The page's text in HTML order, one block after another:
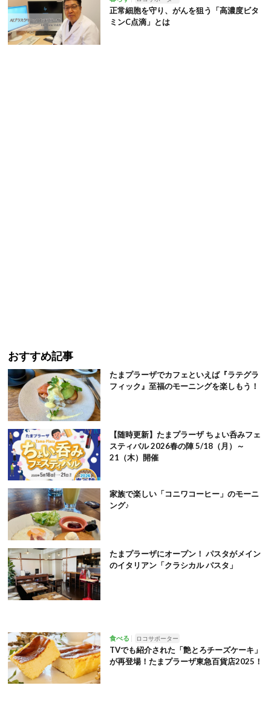
正常細胞を守り、がんを狙う「高濃度ビタ
ミンC点滴」とは
おすすめ記事
たまプラーザでカフェといえば『ラテグラ
フィック』至福のモーニングを楽しもう！
【随時更新】たまプラーザ ちょい呑みフェ
スティバル 2026春の陣 5/18（月）～
21（木）開催
家族で楽しい「コニワコーヒー」のモーニ
ング♪
たまプラーザにオープン！ パスタがメイン
のイタリアン「クラシカル パスタ」
食べる ロコサポーター
TVでも紹介された「艶とろチーズケーキ」
が再登場！たまプラーザ東急百貨店2025！